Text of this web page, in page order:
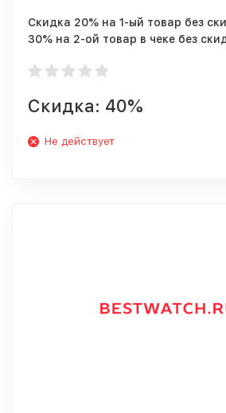
Скидка 20% на 1-ый товар без
30% на 2-ой товар в чеке без
Скидка: 40%
Не действует